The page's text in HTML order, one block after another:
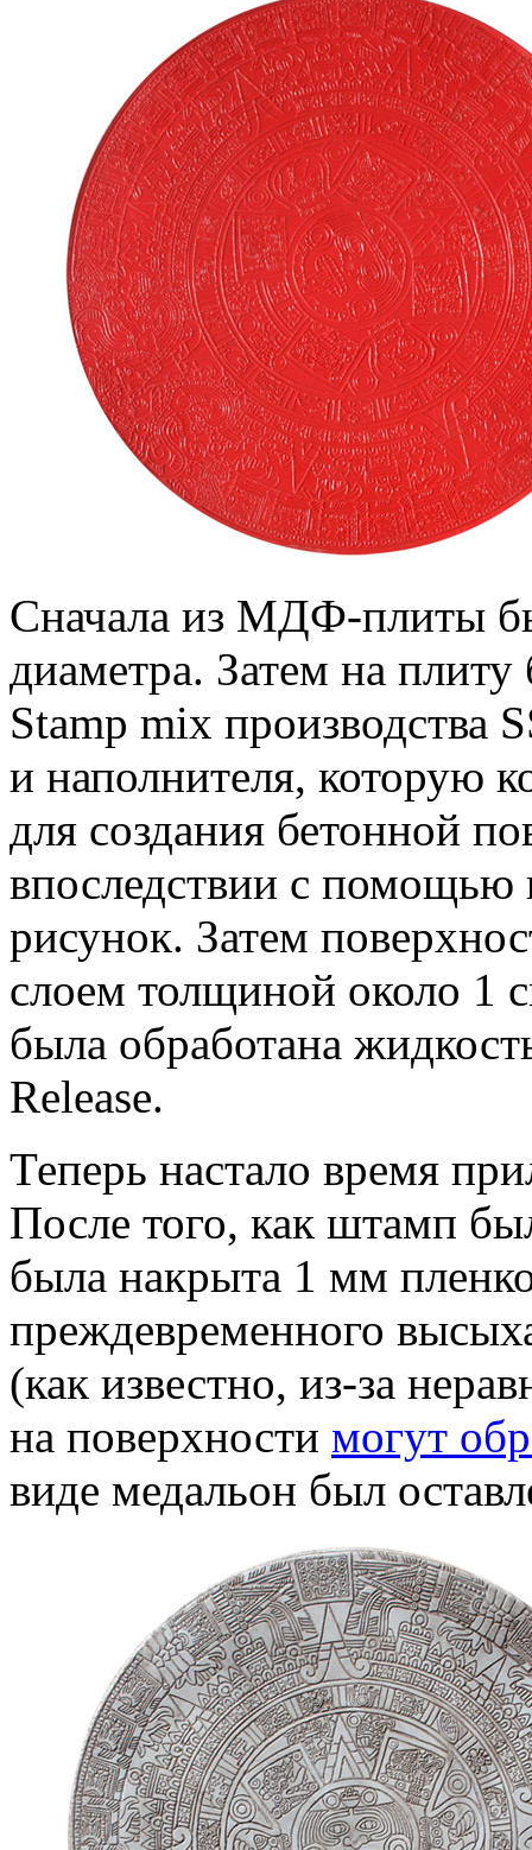
Сначала из МДФ-плиты
диаметра. Затем на
Stamp mix производства
и наполнителя, которую
для создания бетонной
впоследствии с помощью
рисунок. Затем
слоем толщиной около 1
была обработана
Release.
Теперь настало время
После того, как штамп
была накрыта 1 мм
преждевременного
(как известно, из-за
на поверхности могут
виде медальон был